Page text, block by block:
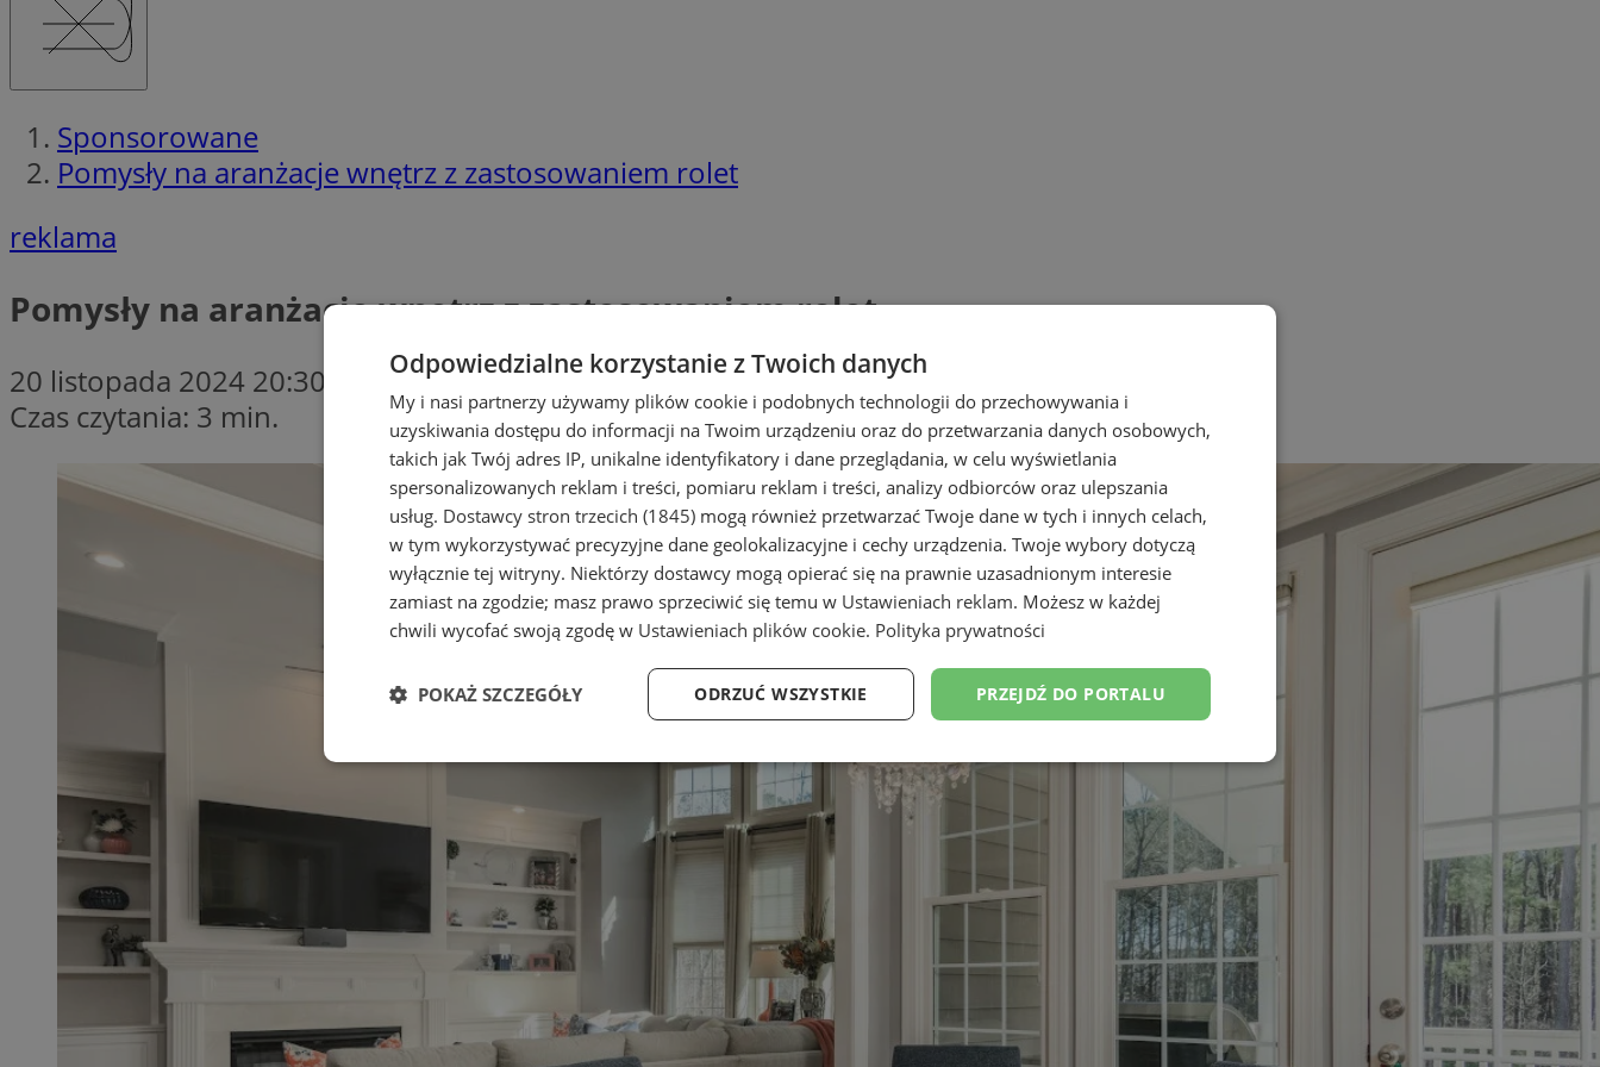
Sponsorowane
Pomysły na aranżacje wnętrz z zastosowaniem rolet
reklama
Pomysły na aranżacje wnętrz z zastosowaniem rolet
20 listopada 2024 20:30
Czas czytania: 3 min.
Odpowiedzialne korzystanie z Twoich danych
My i nasi partnerzy używamy plików cookie i podobnych technologii do przechowywania i
uzyskiwania dostępu do informacji na Twoim urządzeniu oraz do przetwarzania danych osobowych,
takich jak Twój adres IP, unikalne identyfikatory i dane przeglądania, w celu wyświetlania
spersonalizowanych reklam i treści, pomiaru reklam i treści, analizy odbiorców oraz ulepszania
usług. Dostawcy stron trzecich (1845) mogą również przetwarzać Twoje dane w tych i innych celach,
w tym wykorzystywać precyzyjne dane geolokalizacyjne i cechy urządzenia. Twoje wybory dotyczą
wyłącznie tej witryny. Niektórzy dostawcy mogą opierać się na prawnie uzasadnionym interesie
zamiast na zgodzie; masz prawo sprzeciwić się temu w Ustawieniach reklam. Możesz w każdej
chwili wycofać swoją zgodę w Ustawieniach plików cookie. Polityka prywatności
PRZEJDŹ DO PORTALU
ODRZUĆ WSZYSTKIE
POKAŻ SZCZEGÓŁY
Niezbędne Wydajność Targetowanie Funkcjonalność Niesklasyfikowane
Niezbędne Targetowanie
Niezbędne pliki cookie umożliwiają korzystanie z podstawowych funkcji strony internetowej, takich jak logowanie użytkownika i
zarządzanie kontem. Bez niezbędnych plików cookie nie można prawidłowo korzystać ze strony internetowej.
Provider Domena
Okres
przechowywania
Opis